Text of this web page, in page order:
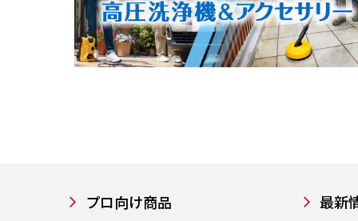
プロ向け商品
最新